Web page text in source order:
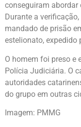
conseguiram abordar
Durante a
mandado de prisão
estelionato, expedido
O homem foi preso e
Polícia Judiciária. O
autoridades
do grupo em outras
Imagem: PMMG